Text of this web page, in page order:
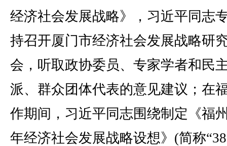
经济社会发展战略》，习近平同志
持召开厦门市经济社会发展战略研
会，听取政协委员、专家学者和民
派、群众团体代表的意见建议；在
作期间，习近平同志围绕制定《福
年经济社会发展战略设想》(简称